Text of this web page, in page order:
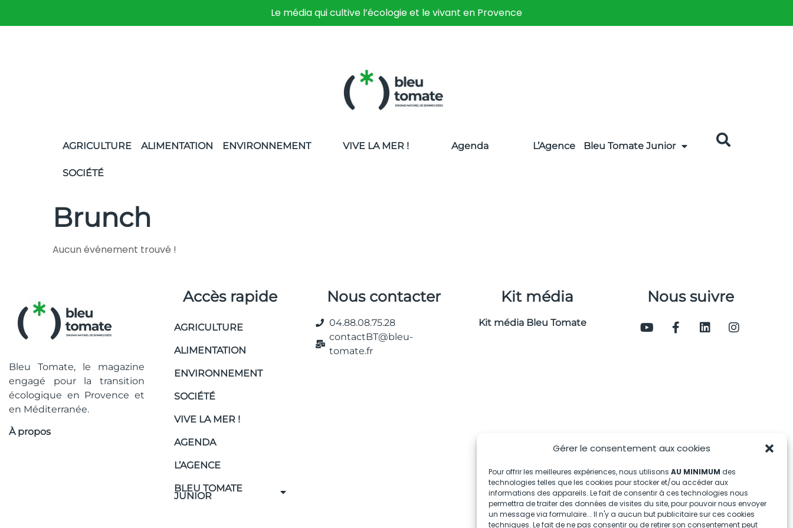
Gérer le consentement aux cookies
Pour offrir les meilleures expériences, nous utilisons AU MINIMUM des
technologies telles que les cookies pour stocker et/ou accéder aux
informations des appareils. Le fait de consentir à ces technologies nous
permettra de traiter des données de visites du site, pour pouvoir nous envoyer
un message via formulaire... Il n'y a aucun but publicitaire sur ces cookies
techniques. Le fait de ne pas consentir ou de retirer son consentement peut
Le média qui cultive l’écologie et le vivant en Provence
AGRICULTURE ALIMENTATION ENVIRONNEMENT
SOCIÉTÉ
VIVE LA MER ! Agenda L’Agence Bleu Tomate Junior
Brunch
Aucun événement trouvé !
Bleu Tomate, le magazine
engagé pour la transition
écologique en Provence et
en Méditerranée.
À propos
Accès rapide
AGRICULTURE
ALIMENTATION
ENVIRONNEMENT
SOCIÉTÉ
VIVE LA MER !
AGENDA
L’AGENCE
BLEU TOMATE
JUNIOR
Nous contacter
04.88.08.75.28
contactBT@bleu-
tomate.fr
Kit média
Kit média Bleu Tomate
Nous suivre